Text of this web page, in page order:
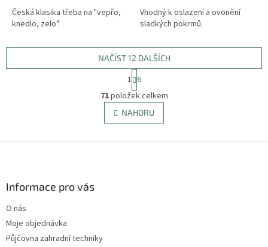
Česká klasika třeba na "vepřo,
knedlo, zelo".
Vhodný k oslazení a ovonění
sladkých pokrmů.
O
v
l
á
NAČÍST 12 DALŠÍCH
t
r
á
n
k
v
1 6
71položek celkem
NAHORU
Informace pro vás
O nás
Moje objednávka
Půjčovna zahradní techniky